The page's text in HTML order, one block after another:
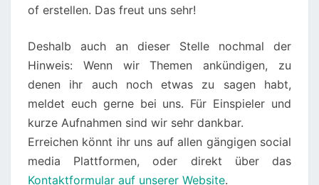
of erstellen. Das freut uns sehr!
Deshalb auch an dieser Stelle nochmal der
Hinweis: Wenn wir Themen ankündigen, zu
denen ihr auch noch etwas zu sagen habt,
meldet euch gerne bei uns. Für Einspieler und
kurze Aufnahmen sind wir sehr dankbar.
Erreichen könnt ihr uns auf allen gängigen social
media Plattformen, oder direkt über das
Kontaktformular auf unserer Website.